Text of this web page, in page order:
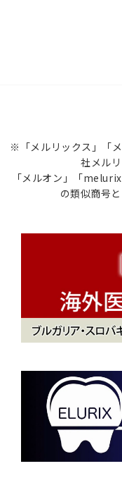
※「メルリックス」「
社メル
「メルオン」「
の類似商号